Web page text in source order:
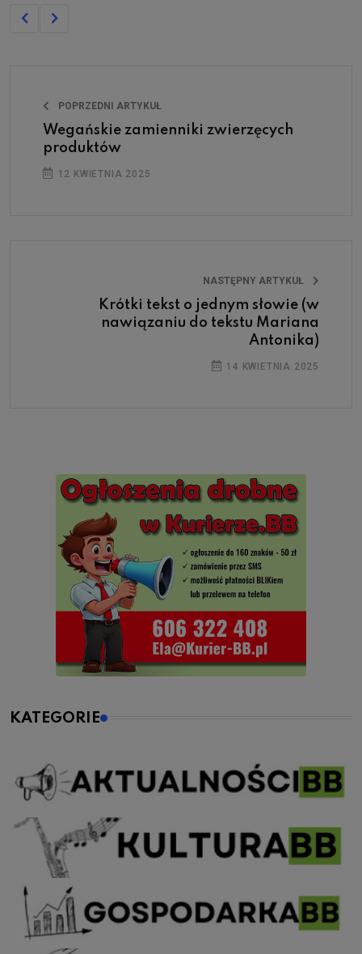
POPRZEDNI ARTYKUŁ
Wegańskie zamienniki zwierzęcych
produktów
12 KWIETNIA 2025
NASTĘPNY ARTYKUŁ
Krótki tekst o jednym słowie (w
nawiązaniu do tekstu Mariana
Antonika)
14 KWIETNIA 2025
KATEGORIE